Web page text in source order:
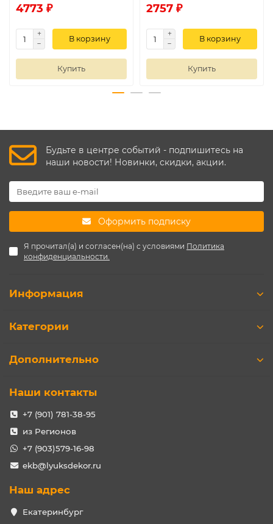
4773 ₽
В корзину
Купить
2757 ₽
В корзину
Купить
Будьте в центре событий - подпишитесь на
наши новости! Новинки, скидки, акции.
Оформить подписку
Я прочитал(а) и согласен(на) с условиями Политика
конфиденциальности.
Информация
Категории
Дополнительно
Наши контакты
+7 (901) 781-38-95
из Регионов
+7 (903)579-16-98
ekb@lyuksdekor.ru
Наш адрес
Екатеринбург